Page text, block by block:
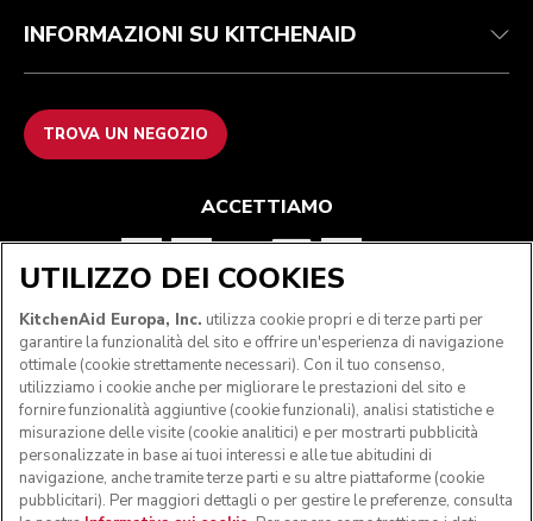
INFORMAZIONI SU KITCHENAID
TROVA UN NEGOZIO
ACCETTIAMO
SEGUICI
UTILIZZO DEI COOKIES
KitchenAid Europa, Inc. utilizza cookie propri e di terze parti per
garantire la funzionalità del sito e offrire un'esperienza di navigazione
ottimale (cookie strettamente necessari). Con il tuo consenso,
utilizziamo i cookie anche per migliorare le prestazioni del sito e
fornire funzionalità aggiuntive (cookie funzionali), analisi statistiche e
misurazione delle visite (cookie analitici) e per mostrarti pubblicità
personalizzate in base ai tuoi interessi e alle tue abitudini di
navigazione, anche tramite terze parti e su altre piattaforme (cookie
pubblicitari). Per maggiori dettagli o per gestire le preferenze, consulta